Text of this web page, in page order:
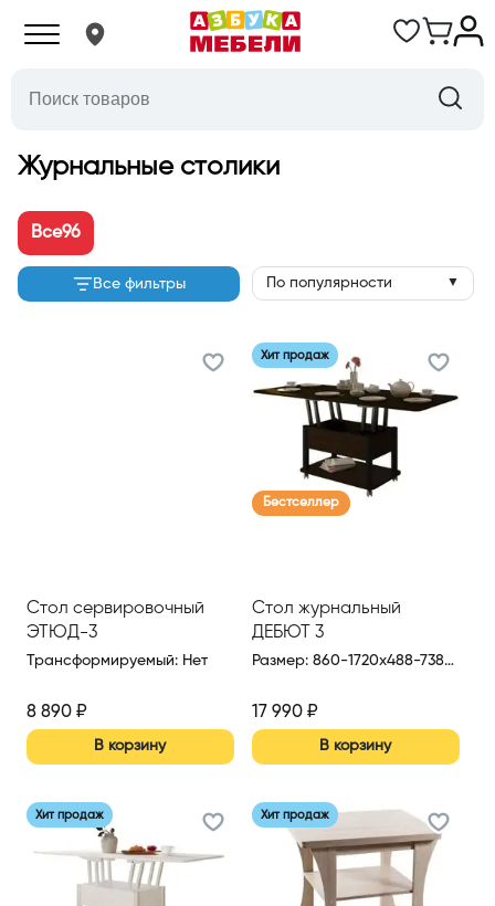
Журнальные столики
Все96
Все фильтры По популярности ▼
Стол сервировочный
ЭТЮД-3
Трансформируемый: Нет
8 890 ₽
В корзину
Хит продаж
Бестселлер
Стол журнальный
ДЕБЮТ 3
Размер: 860-1720x488-738x720 мм
17 990₽
В корзину
Хит продаж Хит продаж